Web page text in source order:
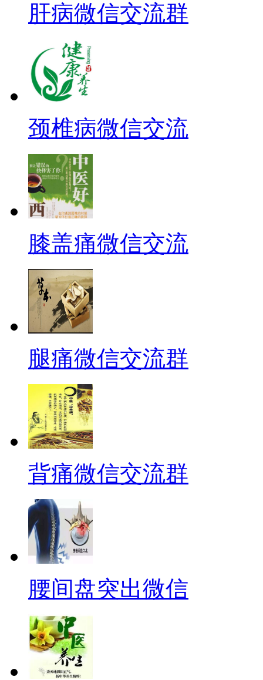
肝病微信交流群
颈椎病微信交流
膝盖痛微信交流
腿痛微信交流群
背痛微信交流群
腰间盘突出微信